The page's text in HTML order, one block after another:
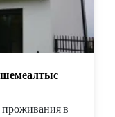
проживания в